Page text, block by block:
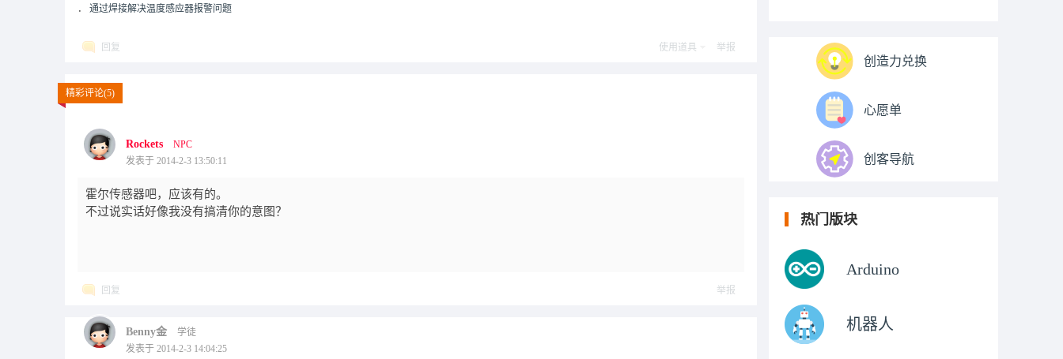
． 通过焊接解决温度感应器报警问题
回复 使用道具 举报
精彩评论(5)
Rockets
NPC
发表于 2014-2-3 13:50:11
霍尔传感器吧，应该有的。
不过说实话好像我没有搞清你的意图？
回复 举报
Benny金
学徒
发表于 2014-2-3 14:04:25
创造力兑换
心愿单
创客导航
热门版块
Arduino
机器人